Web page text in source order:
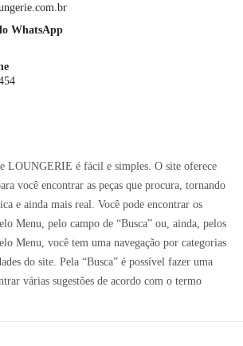
WhatsApp
LOUNGERIE é fácil e simples. O site oferece
você encontrar as peças que procura, tornando
e ainda mais real. Você pode encontrar os
Menu, pelo campo de “Busca” ou, ainda, pelos
Menu, você tem uma navegação por categorias
do site. Pela “Busca” é possível fazer uma
várias sugestões de acordo com o termo